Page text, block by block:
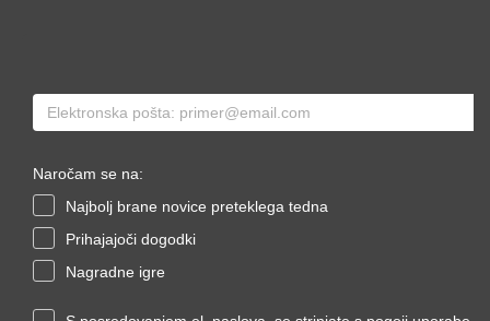
Naročam se na:
Najbolj brane novice preteklega tedna
Prihajajoči dogodki
Nagradne igre